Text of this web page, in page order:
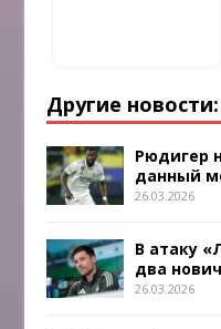
Другие новости:
Рюдигер
данный
26.03.2026
В атаку
два
26.03.2026